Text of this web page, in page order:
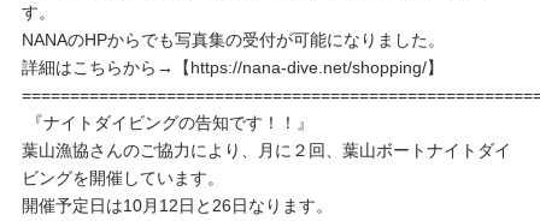
す。
NANAのHPからでも写真集の受付が可能になりました。
詳細はこちらから→【https://nana-dive.net/shopping/】
『ナイトダイビングの告知です！！』
葉山漁協さんのご協力により、月に２回、葉山ボートナイトダイ
ビングを開催しています。
開催予定日は10月12日と26日なります。